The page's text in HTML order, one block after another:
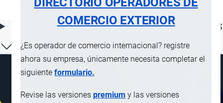
COMERCIO EXTERIOR
¿Es operador de comercio internacional? registre
ahora su empresa, únicamente necesita completar el
siguienteformulario.
Revise las versionespremium y las versiones
ÍNDICE DE CONTENIDOS